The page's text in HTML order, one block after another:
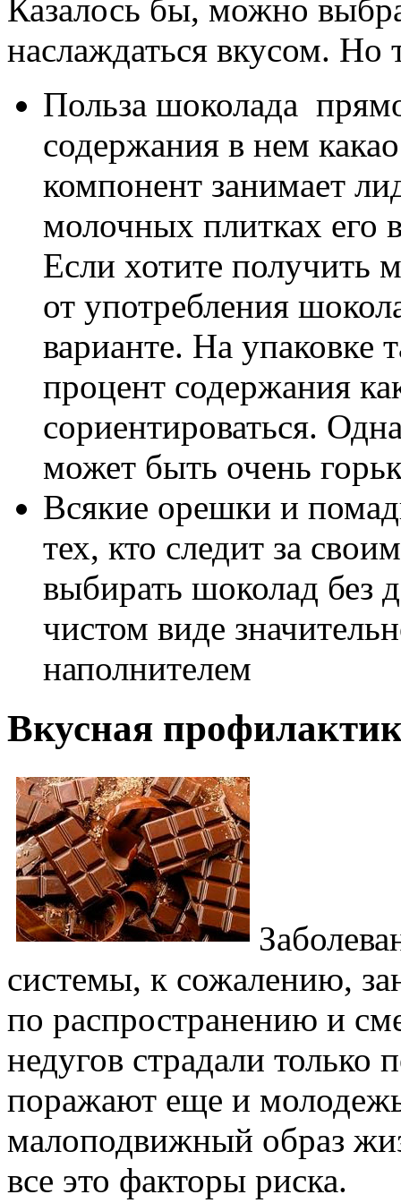
Казалось бы, можно
наслаждаться вкусом. Но
Польза шоколада
содержания в нем
компонент занимает
молочных плитках его
Если хотите получить
от употребления
варианте. На упаковке
процент содержания
сориентироваться.
может быть очень
Всякие орешки и
тех, кто следит за
выбирать шоколад без
чистом виде
наполнителем
Вкусная
системы, к сожалению,
по распространению и
недугов страдали
поражают еще и
малоподвижный образ
все это факторы риска.